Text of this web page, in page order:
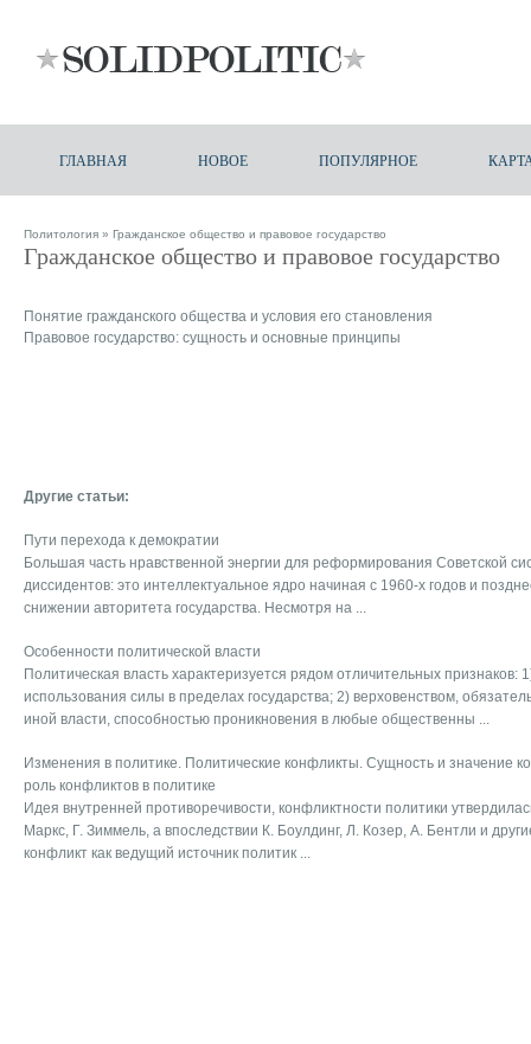
ГЛАВНАЯ НОВОЕ ПОПУЛЯРНОЕ
Политология » Гражданское общество и правовое государство
Гражданское общество и правовое государство
Понятие гражданского общества и условия его становления
Правовое государство: сущность и основные принципы
Другие статьи:
Пути перехода к демократии
Большая часть нравственной энергии для реформирования Советской
диссидентов: это интеллектуальное ядро начиная с 1960-х годов и
снижении авторитета государства. Несмотря на ...
Особенности политической власти
Политическая власть характеризуется рядом отличительных признаков:
использования силы в пределах государства; 2) верховенством,
иной власти, способностью проникновения в любые общественны ...
Изменения в политике. Политические конфликты. Сущность и значение
роль конфликтов в политике
Идея внутренней противоречивости, конфликтности политики
Маркс, Г. Зиммель, а впоследствии К. Боулдинг, Л. Козер, А. Бентли и
конфликт как ведущий источник политик ...